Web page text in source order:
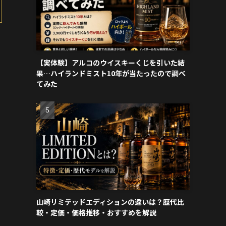
【実体験】アルコのウイスキーくじを引いた結
果…ハイランドミスト10年が当たったので調べ
てみた
山崎リミテッドエディションの違いは？歴代比
較・定価・価格推移・おすすめを解説